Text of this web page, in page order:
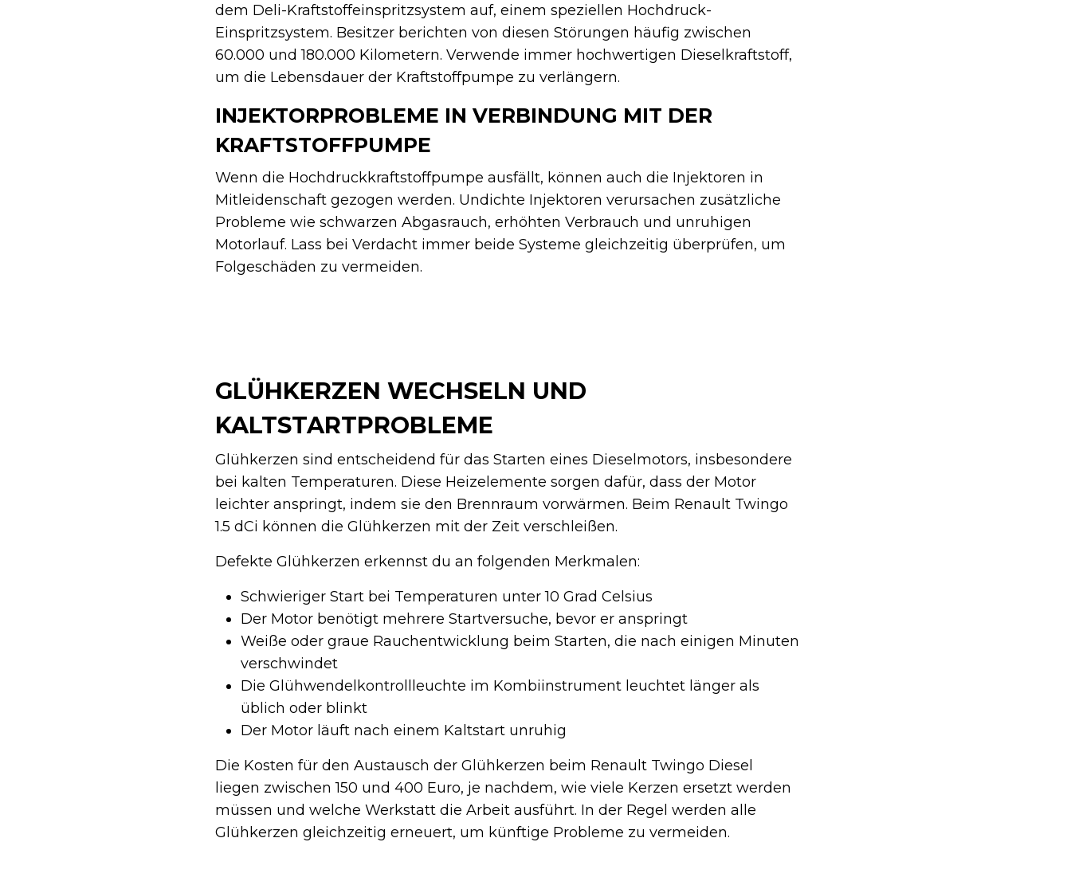
dem Deli-Kraftstoffeinspritzsystem auf, einem speziellen Hochdruck-
Einspritzsystem. Besitzer berichten von diesen Störungen häufig zwischen
60.000 und 180.000 Kilometern. Verwende immer hochwertigen Dieselkraftstoff,
um die Lebensdauer der Kraftstoffpumpe zu verlängern.
INJEKTORPROBLEME IN VERBINDUNG MIT DER
KRAFTSTOFFPUMPE
Wenn die Hochdruckkraftstoffpumpe ausfällt, können auch die Injektoren in
Mitleidenschaft gezogen werden. Undichte Injektoren verursachen zusätzliche
Probleme wie schwarzen Abgasrauch, erhöhten Verbrauch und unruhigen
Motorlauf. Lass bei Verdacht immer beide Systeme gleichzeitig überprüfen, um
Folgeschäden zu vermeiden.
GLÜHKERZEN WECHSELN UND
KALTSTARTPROBLEME
Glühkerzen sind entscheidend für das Starten eines Dieselmotors, insbesondere
bei kalten Temperaturen. Diese Heizelemente sorgen dafür, dass der Motor
leichter anspringt, indem sie den Brennraum vorwärmen. Beim Renault Twingo
1.5 dCi können die Glühkerzen mit der Zeit verschleißen.
Defekte Glühkerzen erkennst du an folgenden Merkmalen:
Schwieriger Start bei Temperaturen unter 10 Grad Celsius
Der Motor benötigt mehrere Startversuche, bevor er anspringt
Weiße oder graue Rauchentwicklung beim Starten, die nach einigen Minuten
verschwindet
Die Glühwendelkontrollleuchte im Kombiinstrument leuchtet länger als
üblich oder blinkt
Der Motor läuft nach einem Kaltstart unruhig
Die Kosten für den Austausch der Glühkerzen beim Renault Twingo Diesel
liegen zwischen 150 und 400 Euro, je nachdem, wie viele Kerzen ersetzt werden
müssen und welche Werkstatt die Arbeit ausführt. In der Regel werden alle
Glühkerzen gleichzeitig erneuert, um künftige Probleme zu vermeiden.